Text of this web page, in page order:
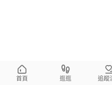
首頁 逛逛 追蹤